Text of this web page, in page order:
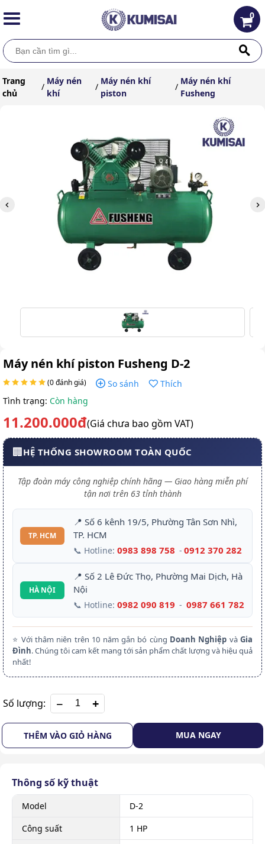
0
Trang
chủ
/
Máy nén
khí
/
Máy nén khí
piston
/
Máy nén khí
Fusheng
Máy nén khí piston Fusheng D-2
(0 đánh giá) So sánh
Thích
Tình trạng: Còn hàng
11.200.000đ(Giá chưa bao gồm VAT)
🏢HỆ THỐNG SHOWROOM TOÀN QUỐC
Tập đoàn máy công nghiệp chính hãng — Giao hàng miễn phí
tận nơi trên 63 tỉnh thành
TP. HCM
📍 Số 6 kênh 19/5, Phường Tân Sơn Nhì,
TP. HCM
📞 Hotline: 0983 898 758 - 0912 370 282
HÀ NỘI
📍 Số 2 Lê Đức Thọ, Phường Mai Dịch, Hà
Nội
📞 Hotline: 0982 090 819 - 0987 661 782
⭐ Với thâm niên trên 10 năm gắn bó cùng Doanh Nghiệp vàGia
Đình. Chúng tôi cam kết mang tới sản phẩm chất lượng và hiệu quả
nhất!
Số lượng: +
THÊM VÀO GIỎ HÀNG MUA NGAY
Thông số kỹ thuật
Model
D-2
Công suất
1 HP